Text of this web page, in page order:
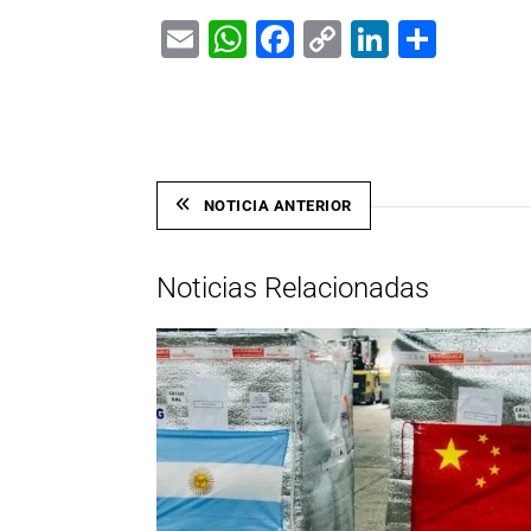
EmailWhatsApp
Facebook
CopyLinkedIn
NOTICIA ANTERIOR
Noticias Relacionadas